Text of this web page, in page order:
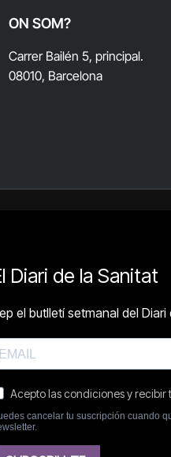
ON SOM?
Carrer Bailén 5, principal.
08010, Barcelona